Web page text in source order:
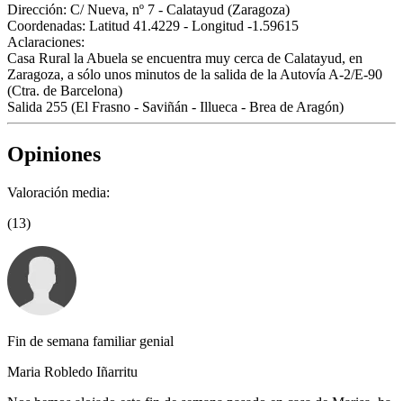
Dirección: C/ Nueva, nº 7 - Calatayud (Zaragoza)
Coordenadas: Latitud 41.4229 - Longitud -1.59615
Aclaraciones:
Casa Rural la Abuela se encuentra muy cerca de Calatayud, en
Zaragoza, a sólo unos minutos de la salida de la Autovía A-2/E-90
(Ctra. de Barcelona)
Salida 255 (El Frasno - Saviñán - Illueca - Brea de Aragón)
Opiniones
Valoración media:
(13)
Fin de semana familiar genial
Maria Robledo Iñarritu